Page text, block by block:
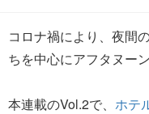
コロナ禍により、夜間
ちを中心にアフタヌー
本連載のVol.2で、 ホテ